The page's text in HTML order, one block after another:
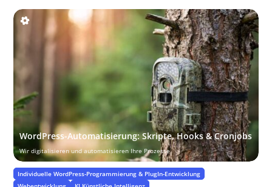
WordPress-Automatisierung: Skripte, Hooks & Cronjobs
Wir digitalisieren und automatisieren Ihre Prozesse
Individuelle WordPress-Programmierung & PlugIn-Entwicklung